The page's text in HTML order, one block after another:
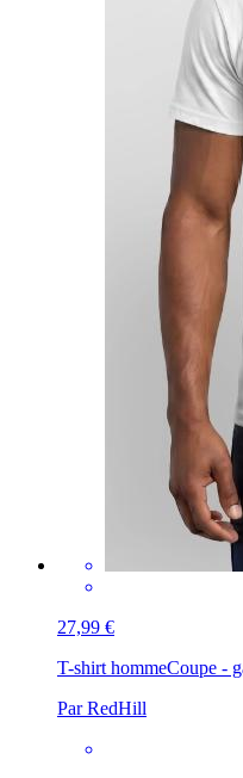
27,99 €
T-shirt hommeCoupe -
Par RedHill